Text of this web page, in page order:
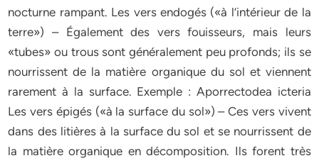
nocturne rampant. Les vers endogés («à l’intérieur de la
terre») – Également des vers fouisseurs, mais leurs
«tubes» ou trous sont généralement peu profonds; ils se
nourrissent de la matière organique du sol et viennent
rarement à la surface. Exemple : Aporrectodea icteria
Les vers épigés («à la surface du sol») – Ces vers vivent
dans des litières à la surface du sol et se nourrissent de
la matière organique en décomposition. Ils forent très